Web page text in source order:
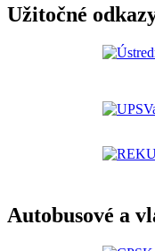
Užitočné
Autobusové a